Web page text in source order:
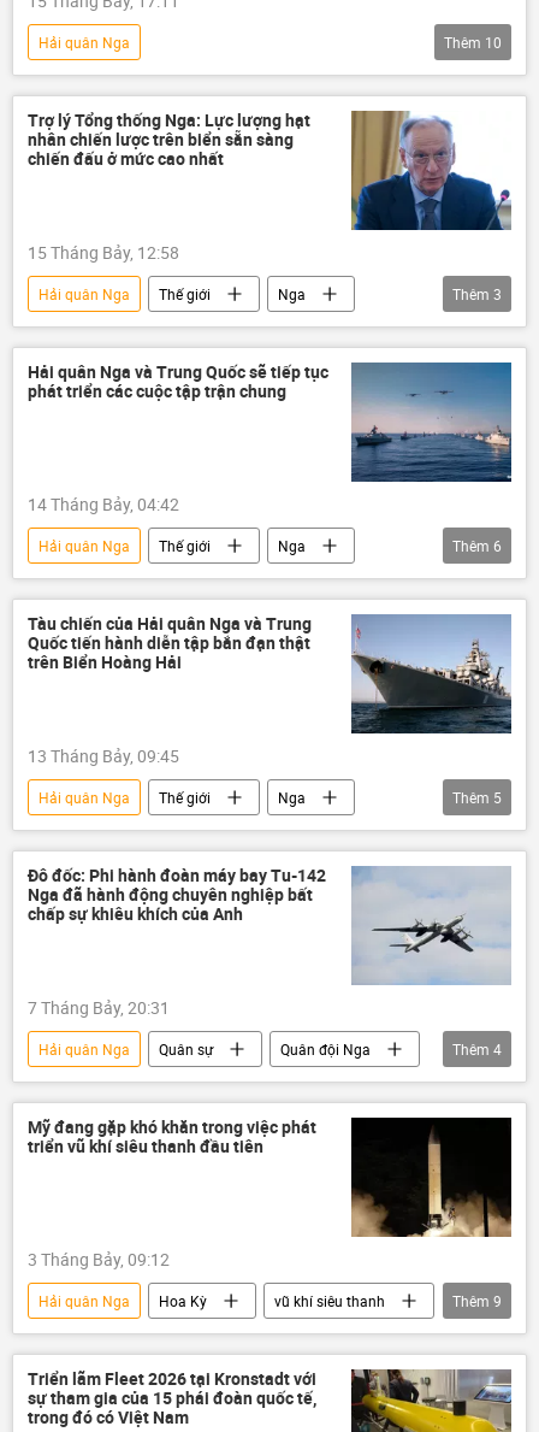
Hải quân Nga
Chiến dịch quân sự đặc biệt tại Ukraina
Thế giới
Nga
Ukraina
Cuộc khủng hoảng ở Ukraina
lực lượng vũ trang Nga
Thêm 10
Trợ lý Tổng thống Nga: Lực lượng hạt
nhân chiến lược trên biển sẵn sàng
chiến đấu ở mức cao nhất
15 Tháng Bảy, 12:58
Hải quân Nga Thế giới
Nga
Quân sự
vũ khí hạt nhân
Nikolai Patrushev
Thêm 3
Hải quân Nga và Trung Quốc sẽ tiếp tục
phát triển các cuộc tập trận chung
14 Tháng Bảy, 04:42
Hải quân Nga Thế giới
Nga
Liên bang Nga
lực lượng vũ trang
quan hệ song phương
quan hệ quốc tế
Trung Quốc
Hải quân Trung Quốc
Thêm 6
Tàu chiến của Hải quân Nga và Trung
Quốc tiến hành diễn tập bắn đạn thật
trên Biển Hoàng Hải
13 Tháng Bảy, 09:45
Hải quân Nga Thế giới
Nga
Trung Quốc
Quân sự
diễn tập
cuộc tập trận
Hạm đội Thái Bình Dương
Thêm 5
Đô đốc: Phi hành đoàn máy bay Tu-142
Nga đã hành động chuyên nghiệp bất
chấp sự khiêu khích của Anh
7 Tháng Bảy, 20:31
Hải quân Nga Quân sự
Quân đội Nga
Nga
Liên bang Nga
lực lượng vũ trang Nga
Thế giới
Thêm 4
Mỹ đang gặp khó khăn trong việc phát
triển vũ khí siêu thanh đầu tiên
3 Tháng Bảy, 09:12
Hải quân Nga Hoa Kỳ
vũ khí siêu thanh
Thế giới
Quân sự
Nga
RIA Novosti
quân đội
Zircon
Bộ Quốc phòng Nga
Hải quân Mỹ
Thêm 9
Triển lãm Fleet 2026 tại Kronstadt với
sự tham gia của 15 phái đoàn quốc tế,
trong đó có Việt Nam